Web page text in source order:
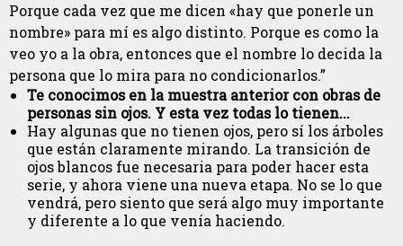
Porque cada vez que me dicen «hay que ponerle un
nombre» para mí es algo distinto. Porque es como la
veo yo a la obra, entonces que el nombre lo decida la
persona que lo mira para no condicionarlos.”
Te conocimos en la muestra anterior con obras de
personas sin ojos. Y esta vez todas lo tienen...
Hay algunas que no tienen ojos, pero sí los árboles
que están claramente mirando. La transición de
ojos blancos fue necesaria para poder hacer esta
serie, y ahora viene una nueva etapa. No se lo que
vendrá, pero siento que será algo muy importante
y diferente a lo que venía haciendo.